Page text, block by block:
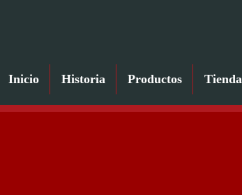
Inicio Historia Productos Tienda